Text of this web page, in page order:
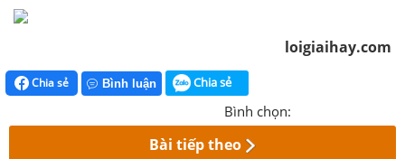
loigiaihay.com
Chia sẻ Bình luận Chia sẻ
Bình chọn:
Bài tiếp theo